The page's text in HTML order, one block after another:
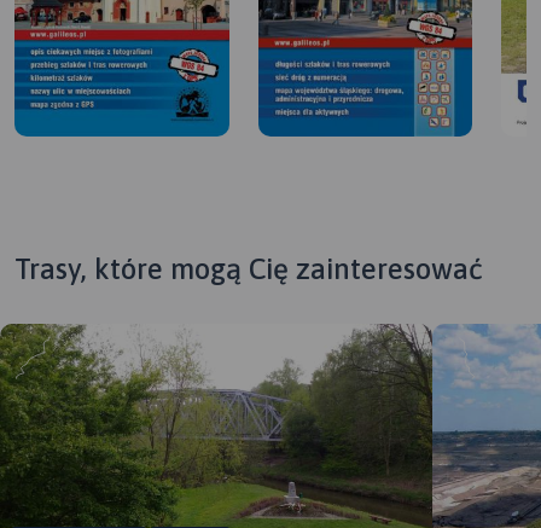
MAPA TURYSTYCZNA W
MAPA TURYSTYCZNA W
Trasy, które mogą Cię zainteresować